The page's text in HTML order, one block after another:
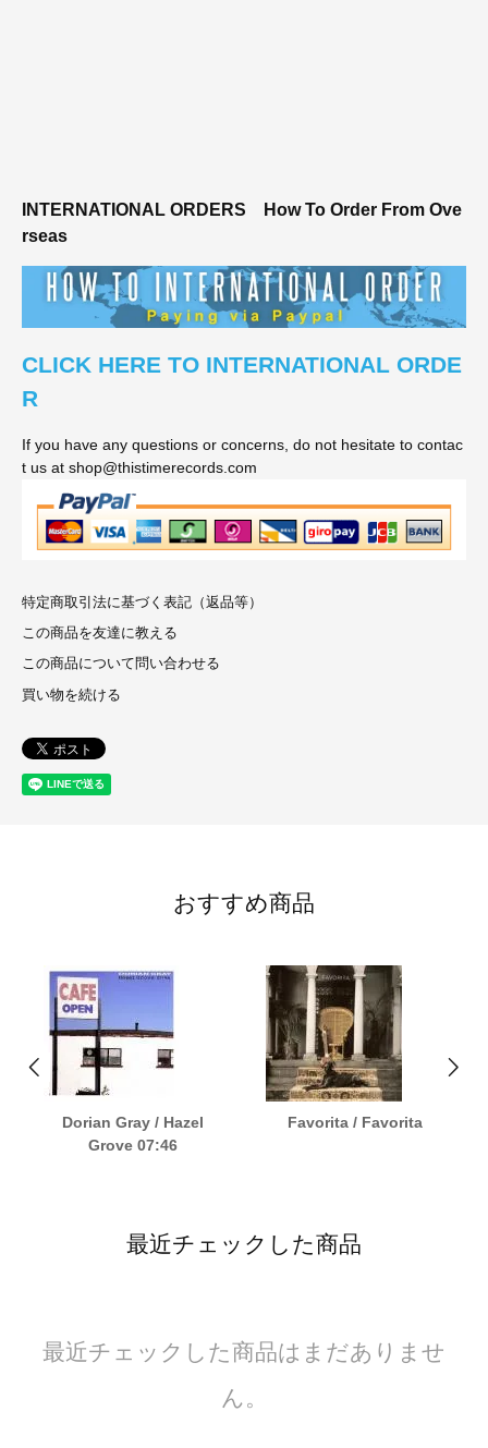
INTERNATIONAL ORDERS How To Order From Ove
rseas
CLICK HERE TO INTERNATIONAL ORDE
R
If you have any questions or concerns, do not hesitate to contac
t us at shop@thistimerecords.com
特定商取引法に基づく表記（返品等）
この商品を友達に教える
この商品について問い合わせる
買い物を続ける
おすすめ商品
Dorian Gray / Hazel
Grove 07:46
Favorita / Favorita
最近チェックした商品
最近チェックした商品はまだありませ
ん。